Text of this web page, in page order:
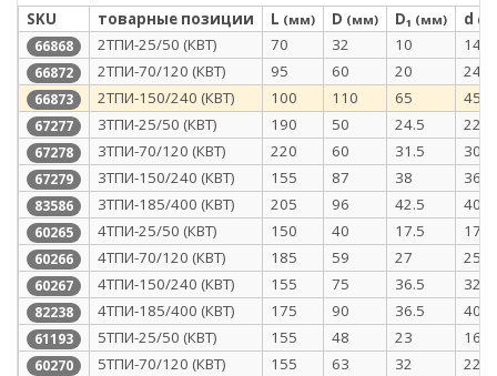
SKU товарные позиции L (мм) D (мм) D₁ (мм) d
66868 2ТПИ-25/50 (КВТ) 70 32 10 14
66872 2ТПИ-70/120 (КВТ) 95 60 20 24
66873 2ТПИ-150/240 (КВТ) 100 110 65 45
67277 3ТПИ-25/50 (КВТ) 190 50 24.5 22.5
67278 3ТПИ-70/120 (КВТ) 220 60 31.5 30
67279 3ТПИ-150/240 (КВТ) 155 87 38 36.5
83586 3ТПИ-185/400 (КВТ) 205 96 42.5 40
60265 4ТПИ-25/50 (КВТ) 150 40 17.5 17.5
60266 4ТПИ-70/120 (КВТ) 185 59 27 25.5
60267 4ТПИ-150/240 (КВТ) 155 75 36.5 32
82238 4ТПИ-185/400 (КВТ) 175 90 36.5 40
61193 5ТПИ-25/50 (КВТ) 155 48 23 16
60270 5ТПИ-70/120 (КВТ) 155 63 32 22